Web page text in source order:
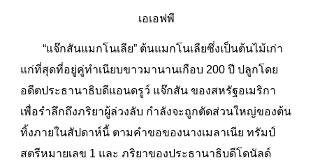
เอเอฟพี
“แจ๊กสันแมกโนเลีย” ต้นแมกโนเลียซึ่งเป็นต้นไม้เก่า
แก่ที่สุดที่อยู่คู่ทำเนียบขาวมานานเกือบ 200 ปี ปลูกโดย
อดีตประธานาธิบดีแอนดรูว์ แจ๊กสัน ของสหรัฐอเมริกา
เพื่อรำลึกถึงภริยาผู้ล่วงลับ กำลังจะถูกตัดส่วนใหญ่ของต้น
ทิ้งภายในสัปดาห์นี้ ตามคำขอของนางเมลาเนีย ทรัมป์
สตรีหมายเลข 1 และ ภริยาของประธานาธิบดีโดนัลด์